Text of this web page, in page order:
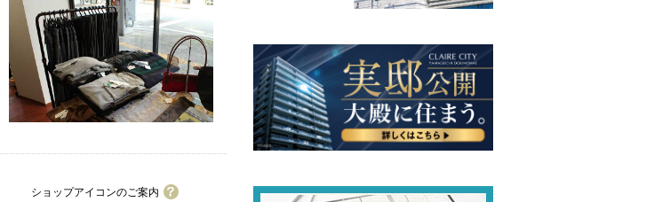
ショップアイコンのご案内